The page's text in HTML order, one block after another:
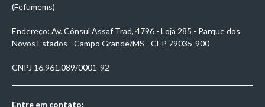
(Fefumems)
Endereço: Av. Cônsul Assaf Trad, 4796 - Loja 285 - Parque dos
Novos Estados - Campo Grande/MS - CEP 79035-900
CNPJ 16.961.089/0001-92
Entre em contato: